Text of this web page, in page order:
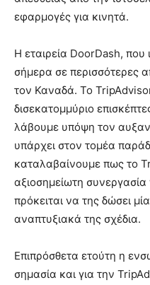
εφαρμογές για κινητά.
Η εταιρεία DoorDash, που
σήμερα σε περισσότερες
τον Καναδά. Το
δισεκατομμύριο
λάβουμε υπόψη τον
υπάρχει στον τομέα
καταλαβαίνουμε πως το
αξιοσημείωτη
πρόκειται να της δώσει
αναπτυξιακά της σχέδια.
Επιπρόσθετα ετούτη η
σημασία και για την